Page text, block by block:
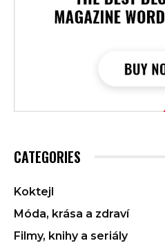
CATEGORIES
Koktejl
Móda, krása a zdraví
Filmy, knihy a seriály